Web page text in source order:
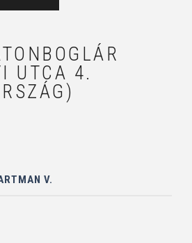
UTCA 4.
V.